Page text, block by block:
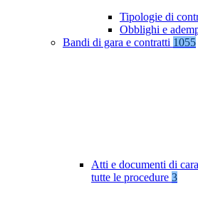
Tipologie di
Obblighi e
Bandi di gara e contratti 1055
Atti e documenti di
tutte le procedure 3